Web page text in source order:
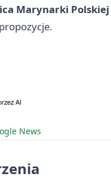
Marynarki Polskiej
News